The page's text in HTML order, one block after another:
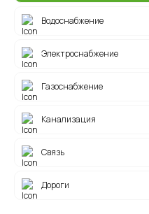
Водоснабжение
Электроснабжение
Газоснабжение
Канализация
Связь
Дороги